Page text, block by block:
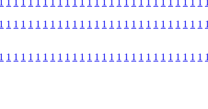
1 1 1 1 1 1 1 1 1 1 1 1 1 1 1 1 1 1 1 1 1 1 1 1 1 1 1 1 1
1 1 1 1 1 1 1 1 1 1 1 1 1 1 1 1 1 1 1 1 1 1 1 1 1 1 1 1 1